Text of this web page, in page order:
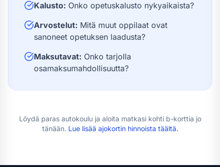
Kalusto: Onko opetuskalusto nykyaikaista?
Arvostelut: Mitä muut oppilaat ovat
sanoneet opetuksen laadusta?
Maksutavat: Onko tarjolla
osamaksumahdollisuutta?
Löydä paras autokoulu ja aloita matkasi kohti b-korttia jo
tänään. Lue lisää ajokortin hinnoista täältä.